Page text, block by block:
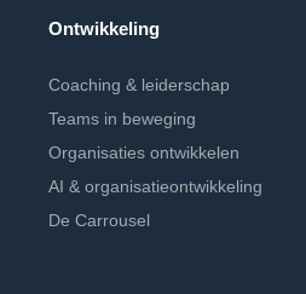
Ontwikkeling
Coaching & leiderschap
Teams in beweging
Organisaties ontwikkelen
AI & organisatieontwikkeling
De Carrousel